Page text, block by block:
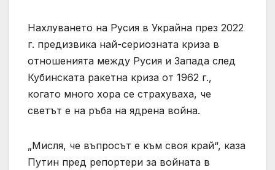
Нахлуването на Русия в Украйна през 2022
г. предизвика най-сериозната криза в
отношенията между Русия и Запада след
Кубинската ракетна криза от 1962 г.,
когато много хора се страхуваха, че
светът е на ръба на ядрена война.
„Мисля, че въпросът е към своя край“, каза
Путин пред репортери за войната в